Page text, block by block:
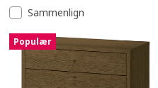
mørkegrå brun/
Sammenlign
Populær